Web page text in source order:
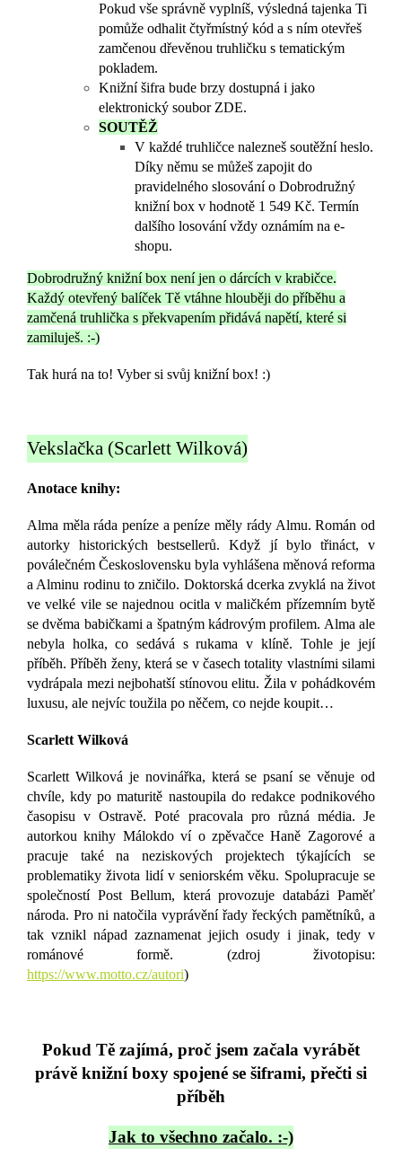
Pokud vše správně vyplníš, výsledná tajenka Ti
pomůže odhalit čtyřmístný kód a s ním otevřeš
zamčenou dřevěnou truhličku s tematickým
pokladem.
Knižní šifra bude brzy dostupná i jako
elektronický soubor ZDE.
SOUTĚŽ
V každé truhličce nalezneš soutěžní heslo.
Díky němu se můžeš zapojit do
pravidelného slosování o Dobrodružný
knižní box v hodnotě 1 549 Kč. Termín
dalšího losování vždy oznámím na e-
shopu.
Dobrodružný knižní box není jen o dárcích v krabičce.
Každý otevřený balíček Tě vtáhne hlouběji do příběhu a
zamčená truhlička s překvapením přidává napětí, které si
zamiluješ. :-)
Tak hurá na to! Vyber si svůj knižní box! :)
Vekslačka (Scarlett Wilková)
Anotace knihy:
Alma měla ráda peníze a peníze měly rády Almu. Román od
autorky historických bestsellerů. Když jí bylo třináct, v
poválečném Československu byla vyhlášena měnová reforma
a Alminu rodinu to zničilo. Doktorská dcerka zvyklá na život
ve velké vile se najednou ocitla v maličkém přízemním bytě
se dvěma babičkami a špatným kádrovým profilem. Alma ale
nebyla holka, co sedává s rukama v klíně. Tohle je její
příběh. Příběh ženy, která se v časech totality vlastními silami
vydrápala mezi nejbohatší stínovou elitu. Žila v pohádkovém
luxusu, ale nejvíc toužila po něčem, co nejde koupit…
Scarlett Wilková
Scarlett Wilková je novinářka, která se psaní se věnuje od
chvíle, kdy po maturitě nastoupila do redakce podnikového
časopisu v Ostravě. Poté pracovala pro různá média. Je
autorkou knihy Málokdo ví o zpěvačce Haně Zagorové a
pracuje také na neziskových projektech týkajících se
problematiky života lidí v seniorském věku. Spolupracuje se
společností Post Bellum, která provozuje databázi Paměť
národa. Pro ni natočila vyprávění řady řeckých pamětníků, a
tak vznikl nápad zaznamenat jejich osudy i jinak, tedy v
románové formě. (zdroj životopisu:
https://www.motto.cz/autori)
Pokud Tě zajímá, proč jsem začala vyrábět
právě knižní boxy spojené se šiframi, přečti si
příběh
Jak to všechno začalo. :-)